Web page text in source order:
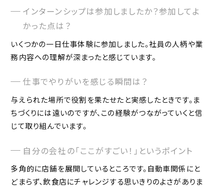
インターンシップは参加しましたか？参加してよ
かった点は？
いくつかの一日仕事体験に参加しました。社員の人柄や業
務内容への理解が深まったと感じています。
仕事でやりがいを感じる瞬間は？
与えられた場所で役割を果たせたと実感したときです。ま
ちづくりには遠いのですが、この経験がつながっていくと信
じて取り組んでいます。
自分の会社の「ここがすごい！」というポイント
多角的に店舗を展開しているところです。自動車関係にと
どまらず、飲食店にチャレンジする思いきりのよさがありま